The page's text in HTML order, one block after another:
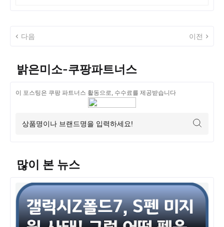
다음 이전
밝은미소-쿠팡파트너스
이 포스팅은 쿠팡 파트너스 활동으로, 수수료를 제공받습니다
많이 본 뉴스